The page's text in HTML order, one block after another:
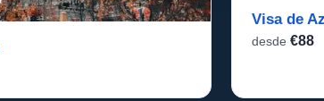
Visa de
desde€88